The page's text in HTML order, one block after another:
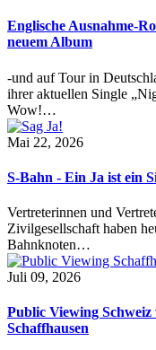
Englische Ausnahme-
neuem Album
-und auf Tour in
ihrer aktuellen Single
Wow!…
Mai 22, 2026
S-Bahn - Ein Ja ist ein
Vertreterinnen und
Zivilgesellschaft haben
Bahnknoten…
Juli 09, 2026
Public Viewing
Schaffhausen